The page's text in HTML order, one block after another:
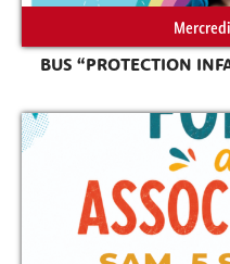
BUS “PROTECTION